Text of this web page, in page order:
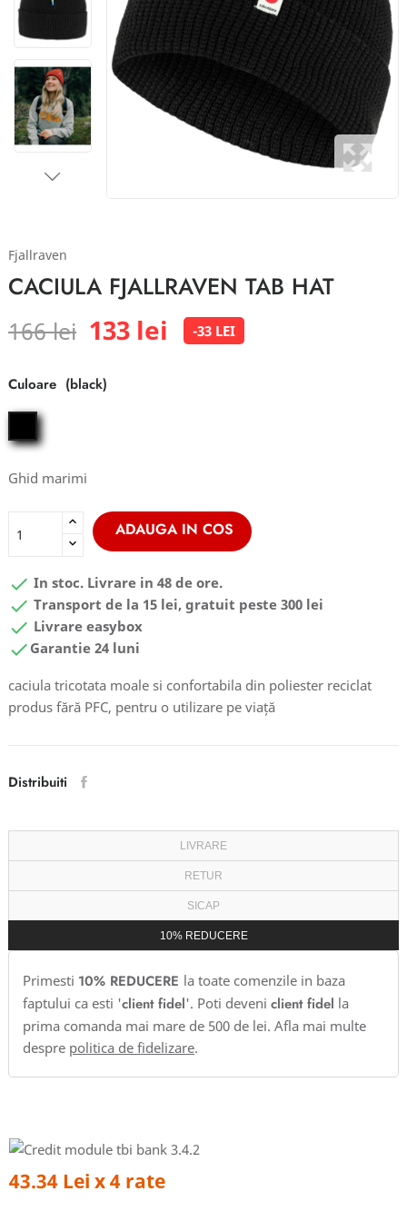
Fjallraven
CACIULA FJALLRAVEN TAB HAT
166 lei 133 lei -33 LEI
Culoare
black
Ghid marimi
ADAUGA IN COS
 In stoc. Livrare in 48 de ore.
 Transport de la 15 lei, gratuit peste 300 lei
 Livrare easybox
 Garantie 24 luni
caciula tricotata moale si confortabila din poliester reciclat
produs fără PFC, pentru o utilizare pe viață
Distribuiti
LIVRARE
RETUR
SICAP
10% REDUCERE
Primesti 10% REDUCERE la toate comenzile in baza
faptului ca esti 'client fidel'. Poti deveni client fidel la
prima comanda mai mare de 500 de lei. Afla mai multe
despre politica de fidelizare.
43.34 Lei x 4 rate